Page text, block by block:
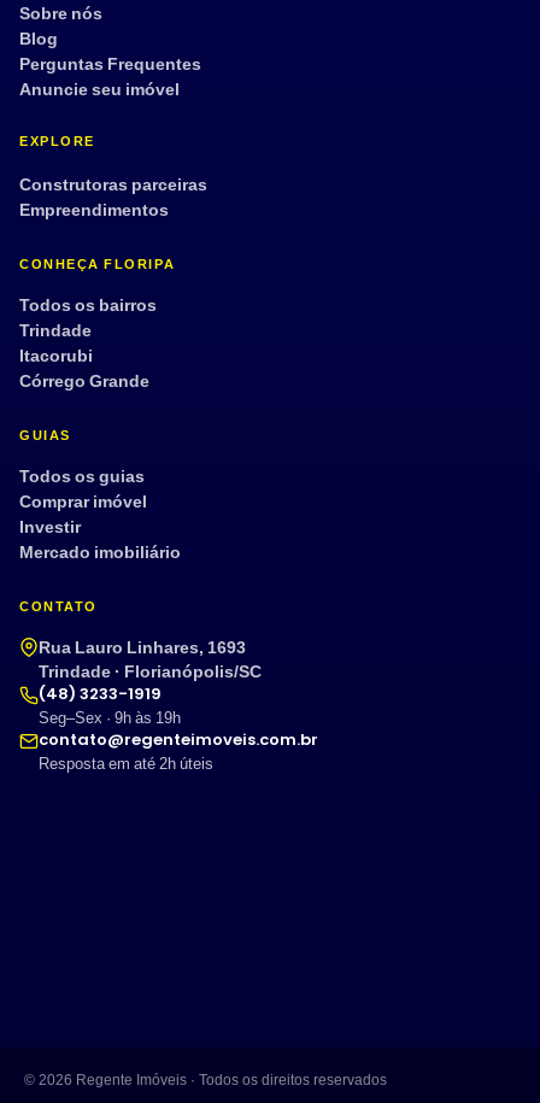
Sobre nós
Blog
Perguntas Frequentes
Anuncie seu imóvel
EXPLORE
Construtoras parceiras
Empreendimentos
CONHEÇA FLORIPA
Todos os bairros
Trindade
Itacorubi
Córrego Grande
GUIAS
Todos os guias
Comprar imóvel
Investir
Mercado imobiliário
CONTATO
Rua Lauro Linhares, 1693
Trindade · Florianópolis/SC
(48) 3233-1919
Seg–Sex · 9h às 19h
contato@regenteimoveis.com.br
Resposta em até 2h úteis
© 2026 Regente Imóveis · Todos os direitos reservados